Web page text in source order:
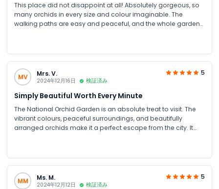
This place did not disappoint at all! Absolutely gorgeous, so
many orchids in every size and colour imaginable. The
walking paths are easy and peaceful, and the whole garden
MV Mrs. V.
2024年12月16日 検証済み
5
Simply Beautiful Worth Every Minute
The National Orchid Garden is an absolute treat to visit. The
vibrant colours, peaceful surroundings, and beautifully
arranged orchids make it a perfect escape from the city. It
MM Ms. M.
2024年12月12日 検証済み
5